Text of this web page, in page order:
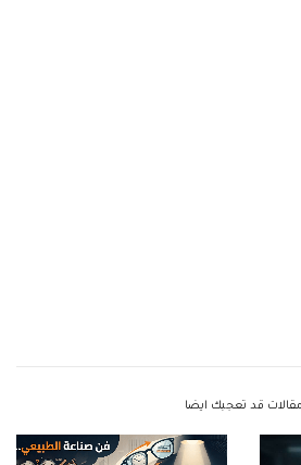
مقالات قد تعجبك ايضا